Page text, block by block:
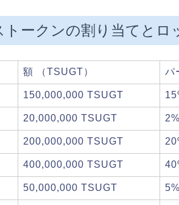
ークンの割り当てとロ
額 （TSUGT） パ
150,000,000 TSUGT
20,000,000 TSUGT 2%
200,000,000 TSUGT
400,000,000 TSUGT
50,000,000 TSUGT 5%